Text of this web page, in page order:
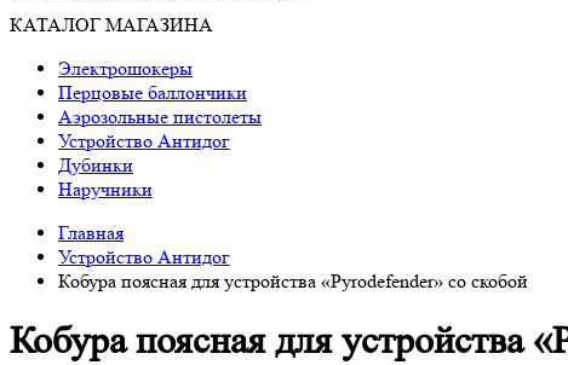
КАТАЛОГ МАГАЗИНА
Электрошокеры
Перцовые баллончики
Аэрозольные пистолеты
Устройство Антидог
Дубинки
Наручники
Главная
Устройство Антидог
Кобура поясная для устройства «Pyrodefender» со скобой
Кобура поясная для устройства